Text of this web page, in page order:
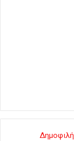
Δημοφιλή